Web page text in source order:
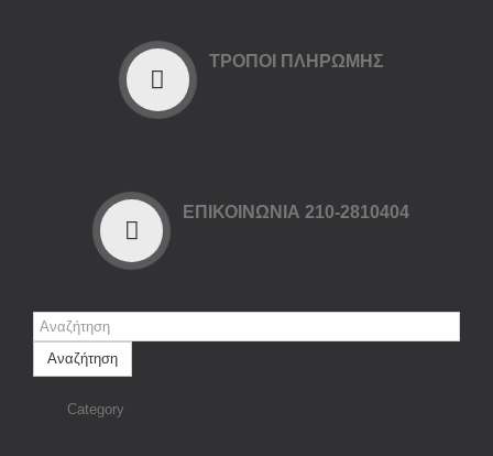
ΤΡΌΠΟΙ ΠΛΗΡΩΜΉΣ
ΕΠΙΚΟΙΝΩΝΙΑ 210-2810404
Αναζήτηση
Category